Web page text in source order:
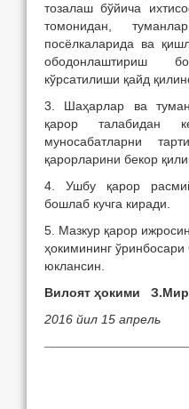
тозалаш бўйича
томонидан,
посёлкаларида ва
ободонлаштириш
кўрсатилиши қайд
3. Шаҳарлар ва
қарор талабидан
муносабатларни
қарорларини бекор
4. Ушбу қарор
бошлаб кучга киради.
5. Мазкур қарор
ҳокимининг
юклансин.
Вилоят ҳокими
2016 йил 15 апрель